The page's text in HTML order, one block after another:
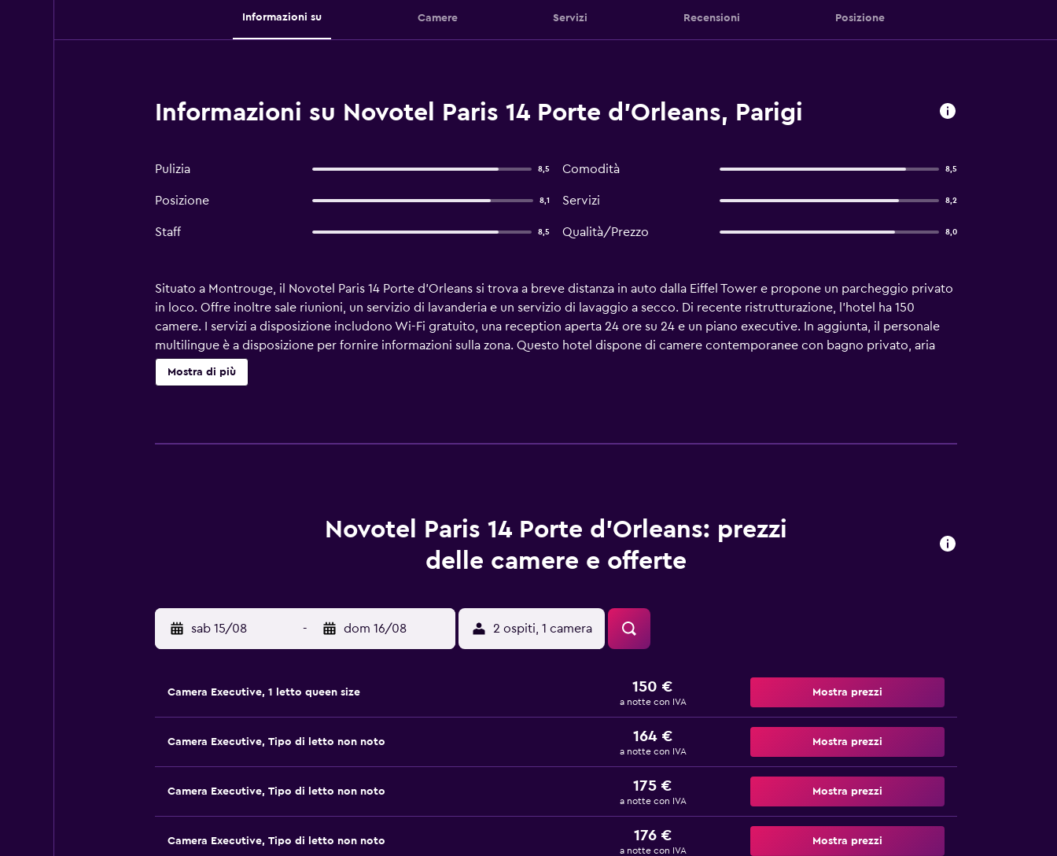
Informazioni su Camere Servizi Recensioni Posizione
Informazioni su Novotel Paris 14 Porte d'Orleans, Parigi
Pulizia 8,5 Comodità 8,5
Posizione 8,1 Servizi 8,2
Staff 8,5 Qualità/Prezzo 8,0
Situato a Montrouge, il Novotel Paris 14 Porte d'Orleans si trova a breve distanza in auto dalla Eiffel Tower e propone un parcheggio privato
in loco. Offre inoltre sale riunioni, un servizio di lavanderia e un servizio di lavaggio a secco. Di recente ristrutturazione, l'hotel ha 150
camere. I servizi a disposizione includono Wi-Fi gratuito, una reception aperta 24 ore su 24 e un piano executive. In aggiunta, il personale
multilingue è a disposizione per fornire informazioni sulla zona. Questo hotel dispone di camere contemporanee con bagno privato, aria
condizionata e TV. Gli ospiti potranno usare l'angolo tè e caffè messo a disposizione gratuitamente in camera per preparare bevande calde.
Novotel Cafe serve tutti i giorni colazione, pranzo e cena, oltre a specialità francesi. La sera, gli ospiti possono recarsi presso l'accogliente
Mostra di più
Novotel Paris 14 Porte d'Orleans: prezzi
delle camere e offerte
sab 15/08 - dom 16/08 2 ospiti, 1 camera
Camera Executive, 1 letto queen size 150 €
a notte con IVA
Mostra prezzi
Camera Executive, Tipo di letto non noto 164 €
a notte con IVA
Mostra prezzi
Camera Executive, Tipo di letto non noto 175 €
a notte con IVA
Mostra prezzi
Camera Executive, Tipo di letto non noto 176 €
a notte con IVA
Mostra prezzi